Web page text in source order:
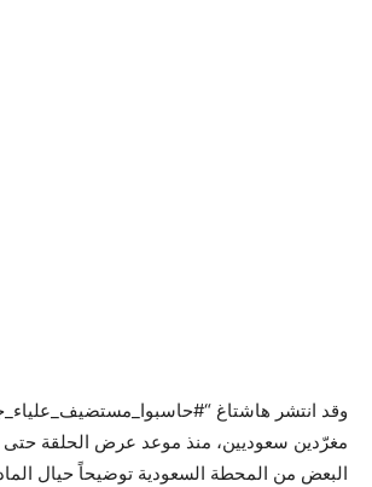
وقد انتشر هاشتاغ
مغرّدين سعوديين، منذ موعد عرض الحلقة حتى
البعض من المحطة السعودية توضيحاً حيال